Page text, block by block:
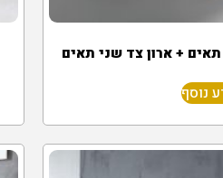
+ ארון צד שני תאים
נוסף